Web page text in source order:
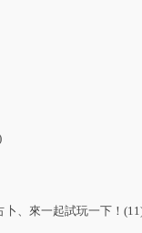
卜、來一起試玩一下！